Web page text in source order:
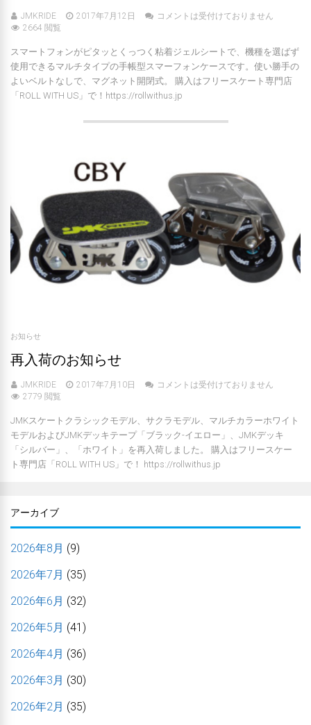
JMKRIDE 2017年7月12日
コメントは受付けておりません
2664 閲覧
スマートフォンがピタッとくっつく粘着ジェルシートで、機種を選ばず
使用できるマルチタイプの手帳型スマーフォンケースです。使い勝手の
よいベルトなしで、マグネット開閉式。 購入はフリースケート専門店
「ROLL WITH US」で！https://rollwithus.jp
お知らせ
再入荷のお知らせ
JMKRIDE 2017年7月10日
コメントは受付けておりません
2779 閲覧
JMKスケートクラシックモデル、サクラモデル、マルチカラーホワイト
モデルおよびJMKデッキテープ「ブラック-イエロー」、JMKデッキ
「シルバー」、「ホワイト」を再入荷しました。 購入はフリースケー
ト専門店「ROLL WITH US」で！ https://rollwithus.jp
アーカイブ
2026年8月 (9)
2026年7月 (35)
2026年6月 (32)
2026年5月 (41)
2026年4月 (36)
2026年3月 (30)
2026年2月 (35)